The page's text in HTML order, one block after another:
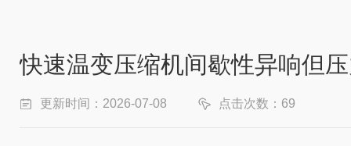
快速温变压缩机间歇性异响但
更新时间：2026-07-08 点击次数：69